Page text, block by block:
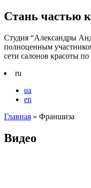
Стань частью
Студия “Александры
полноценным
сети салонов красоты
ru
ua
en
Главная » Франшиза
Видео